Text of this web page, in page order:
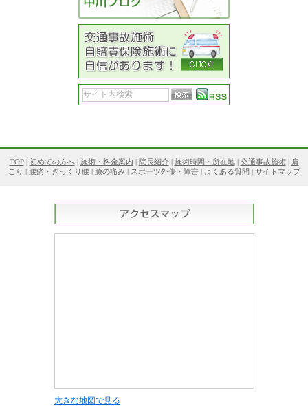
TOP| 初めての方へ| 施術・料金案内 | 院長紹介| 施術時間・所在地| 交通事故施術| 肩
こり | 腰痛・ぎっくり腰| 膝の痛み| スポーツ外傷・障害| よくある質問 | サイトマップ
大きな地図で見る